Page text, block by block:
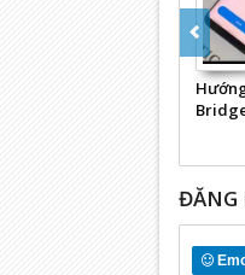
ĐĂNG